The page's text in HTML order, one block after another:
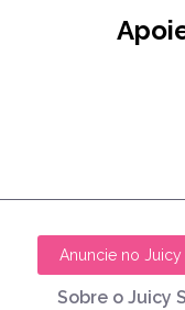
Anuncie no Juicy
Sobre o Juicy